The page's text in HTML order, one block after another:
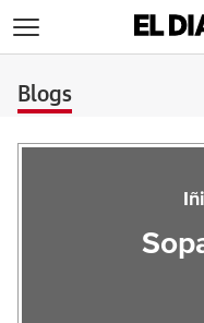
Blogs